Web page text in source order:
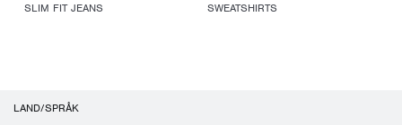
SLIM FIT JEANS
SWEATSHIRTS
LAND/SPRÅK